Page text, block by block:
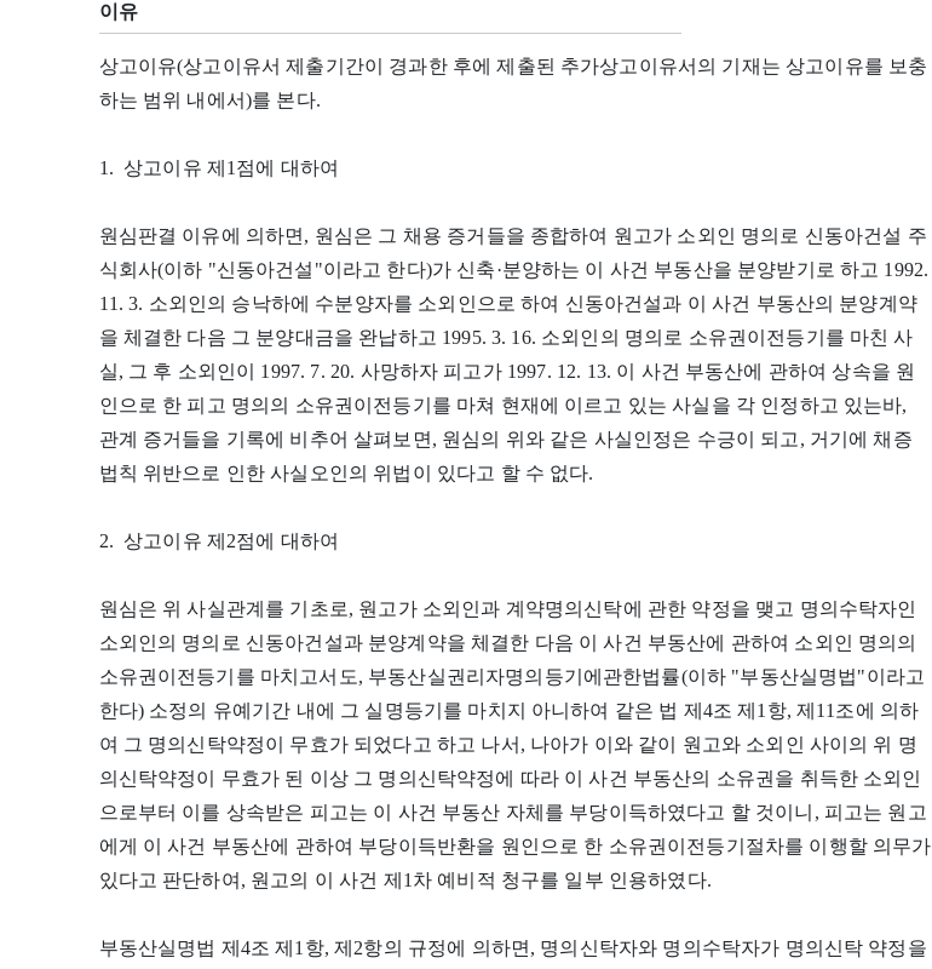
이유
상고이유(상고이유서 제출기간이 경과한 후에 제출된 추가상고이유서의 기재는 상고이유를 보충
하는 범위 내에서)를 본다.
1. 상고이유 제1점에 대하여
원심판결 이유에 의하면, 원심은 그 채용 증거들을 종합하여 원고가 소외인 명의로 신동아건설 주
식회사(이하 "신동아건설"이라고 한다)가 신축·분양하는 이 사건 부동산을 분양받기로 하고 1992.
11. 3. 소외인의 승낙하에 수분양자를 소외인으로 하여 신동아건설과 이 사건 부동산의 분양계약
을 체결한 다음 그 분양대금을 완납하고 1995. 3. 16. 소외인의 명의로 소유권이전등기를 마친 사
실, 그 후 소외인이 1997. 7. 20. 사망하자 피고가 1997. 12. 13. 이 사건 부동산에 관하여 상속을 원
인으로 한 피고 명의의 소유권이전등기를 마쳐 현재에 이르고 있는 사실을 각 인정하고 있는바,
관계 증거들을 기록에 비추어 살펴보면, 원심의 위와 같은 사실인정은 수긍이 되고, 거기에 채증
법칙 위반으로 인한 사실오인의 위법이 있다고 할 수 없다.
2. 상고이유 제2점에 대하여
원심은 위 사실관계를 기초로, 원고가 소외인과 계약명의신탁에 관한 약정을 맺고 명의수탁자인
소외인의 명의로 신동아건설과 분양계약을 체결한 다음 이 사건 부동산에 관하여 소외인 명의의
소유권이전등기를 마치고서도, 부동산실권리자명의등기에관한법률(이하 "부동산실명법"이라고
한다) 소정의 유예기간 내에 그 실명등기를 마치지 아니하여 같은 법 제4조 제1항, 제11조에 의하
여 그 명의신탁약정이 무효가 되었다고 하고 나서, 나아가 이와 같이 원고와 소외인 사이의 위 명
의신탁약정이 무효가 된 이상 그 명의신탁약정에 따라 이 사건 부동산의 소유권을 취득한 소외인
으로부터 이를 상속받은 피고는 이 사건 부동산 자체를 부당이득하였다고 할 것이니, 피고는 원고
에게 이 사건 부동산에 관하여 부당이득반환을 원인으로 한 소유권이전등기절차를 이행할 의무가
있다고 판단하여, 원고의 이 사건 제1차 예비적 청구를 일부 인용하였다.
부동산실명법 제4조 제1항, 제2항의 규정에 의하면, 명의신탁자와 명의수탁자가 명의신탁 약정을